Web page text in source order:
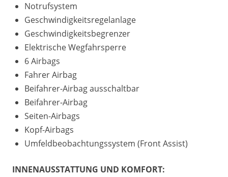
Notrufsystem
Geschwindigkeitsregelanlage
Geschwindigkeitsbegrenzer
Elektrische Wegfahrsperre
6 Airbags
Fahrer Airbag
Beifahrer-Airbag ausschaltbar
Beifahrer-Airbag
Seiten-Airbags
Kopf-Airbags
Umfeldbeobachtungssystem (Front Assist)
INNENAUSSTATTUNG UND KOMFORT: